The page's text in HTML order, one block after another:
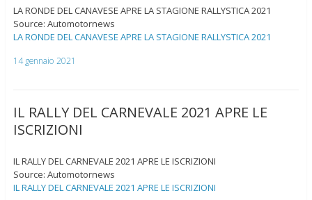
LA RONDE DEL CANAVESE APRE LA STAGIONE RALLYSTICA 2021
Source: Automotornews
LA RONDE DEL CANAVESE APRE LA STAGIONE RALLYSTICA 2021
14 gennaio 2021
IL RALLY DEL CARNEVALE 2021 APRE LE
ISCRIZIONI
IL RALLY DEL CARNEVALE 2021 APRE LE ISCRIZIONI
Source: Automotornews
IL RALLY DEL CARNEVALE 2021 APRE LE ISCRIZIONI